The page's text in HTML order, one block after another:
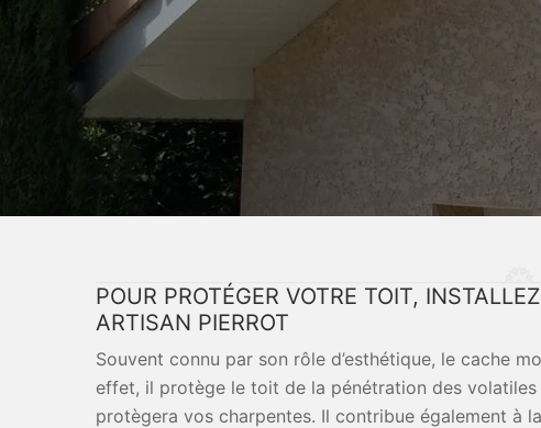
POUR PROTÉGER VOTRE TOIT,
ARTISAN PIERROT
Souvent connu par son rôle d’esthétique, le cache
effet, il protège le toit de la pénétration des
protègera vos charpentes. Il contribue également à